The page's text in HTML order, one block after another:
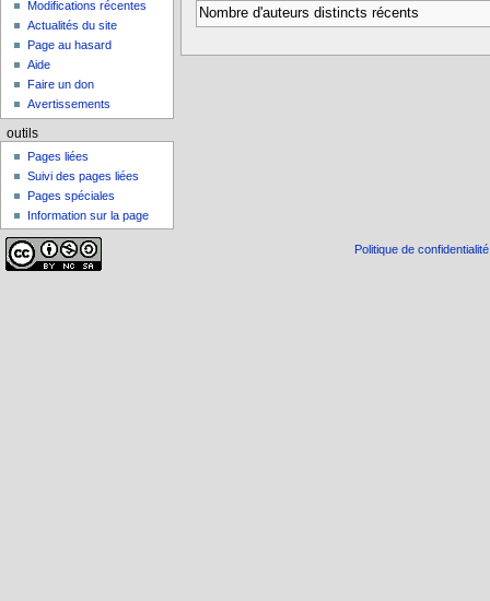
Nombre d'auteurs distincts récents
Modifications récentes
Actualités du site
Page au hasard
Aide
Faire un don
Avertissements
outils
Pages liées
Suivi des pages liées
Pages spéciales
Information sur la page
Politique de confidentialité